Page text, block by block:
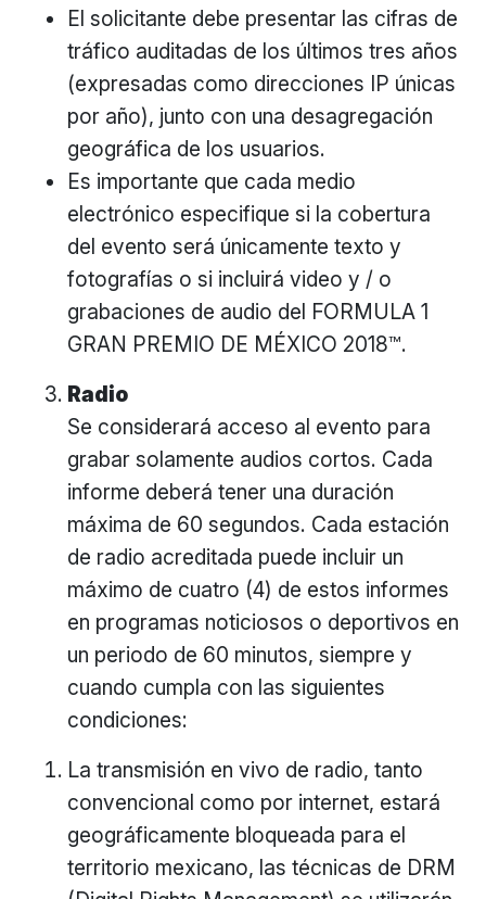
El solicitante debe presentar las cifras de
tráfico auditadas de los últimos tres años
(expresadas como direcciones IP únicas
por año), junto con una desagregación
geográfica de los usuarios.
Es importante que cada medio
electrónico especifique si la cobertura
del evento será únicamente texto y
fotografías o si incluirá video y / o
grabaciones de audio del FORMULA 1
GRAN PREMIO DE MÉXICO 2018™.
Radio
Se considerará acceso al evento para
grabar solamente audios cortos. Cada
informe deberá tener una duración
máxima de 60 segundos. Cada estación
de radio acreditada puede incluir un
máximo de cuatro (4) de estos informes
en programas noticiosos o deportivos en
un periodo de 60 minutos, siempre y
cuando cumpla con las siguientes
condiciones:
La transmisión en vivo de radio, tanto
convencional como por internet, estará
geográficamente bloqueada para el
territorio mexicano, las técnicas de DRM